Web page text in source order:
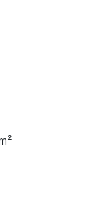
demarcadas.
poderão